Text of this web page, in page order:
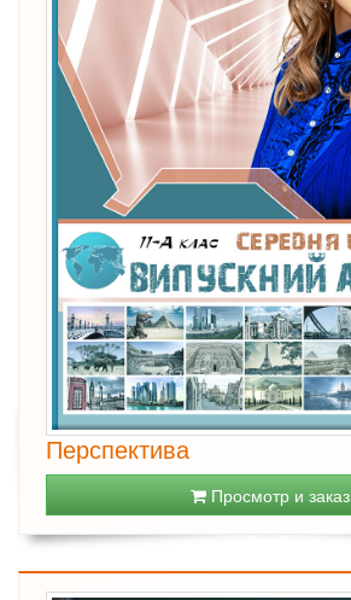
Перспектива
Просмотр и заказ